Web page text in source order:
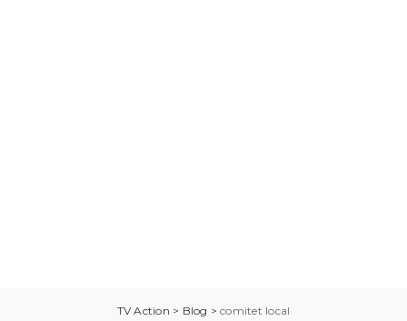
TV Action > Blog >comitet local